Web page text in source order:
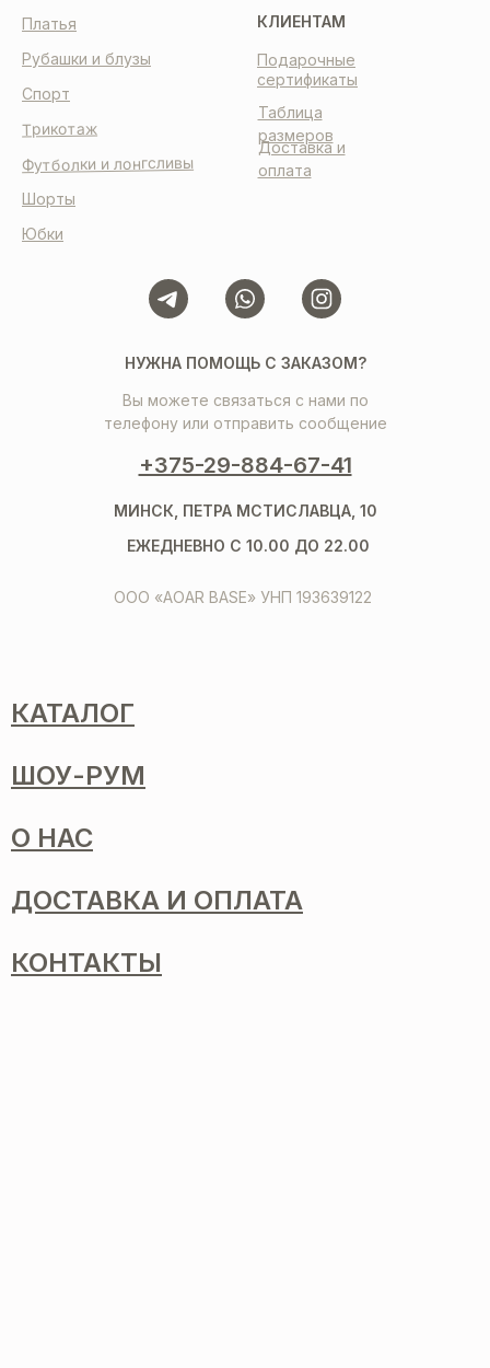
КЛИЕНТАМ
Таблица
размеров
Доставка и
оплата
Подарочные
сертификаты
НУЖНА ПОМОЩЬ С ЗАКАЗОМ?
Вы можете связаться с нами по
телефону или отправить сообщение
+375-29-884-67-41
ООО «AOAR BASE» УНП 193639122
МИНСК, ПЕТРА МСТИСЛАВЦА, 10
ЕЖЕДНЕВНО С 10.00 ДО 22.00
Платья
Шорты
Спорт
Рубашки и блузы
Трикотаж
Футболки и лонгсливы
Юбки
КАТАЛОГ
ШОУ-РУМ
О НАС
ДОСТАВКА И ОПЛАТА
КОНТАКТЫ